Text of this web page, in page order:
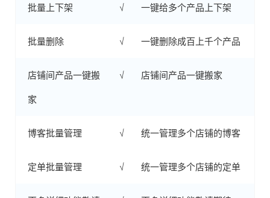
批量上下架 √ 一键给多个产品上下架
批量删除 √ 一键删除成百上千个产品
店铺间产品一键搬
家
√ 店铺间产品一键搬家
博客批量管理 √ 统一管理多个店铺的博客
定单批量管理 √ 统一管理多个店铺的定单